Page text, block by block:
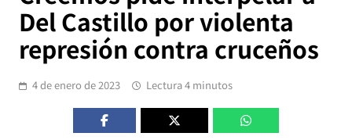
Del Castillo por violenta
represión contra cruceños
4 de enero de 2023 Lectura 4 minutos